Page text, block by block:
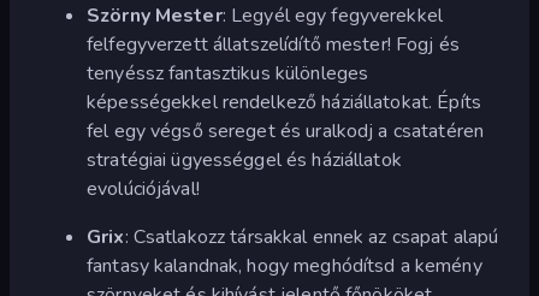
Szörny Mester: Legyél egy fegyverekkel
felfegyverzett állatszelídítő mester! Fogj és
tenyéssz fantasztikus különleges
képességekkel rendelkező háziállatokat. Építs
fel egy végső sereget és uralkodj a csatatéren
stratégiai ügyességgel és háziállatok
evolúciójával!
Grix: Csatlakozz társakkal ennek az csapat alapú
fantasy kalandnak, hogy meghódítsd a kemény